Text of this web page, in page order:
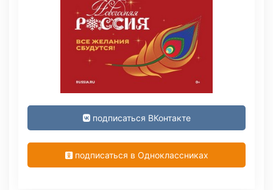
подписаться ВКонтакте
подписаться в Одноклассниках